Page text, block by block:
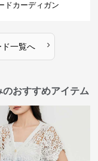
ドカーディガン
一覧へ ›
おすすめアイテム